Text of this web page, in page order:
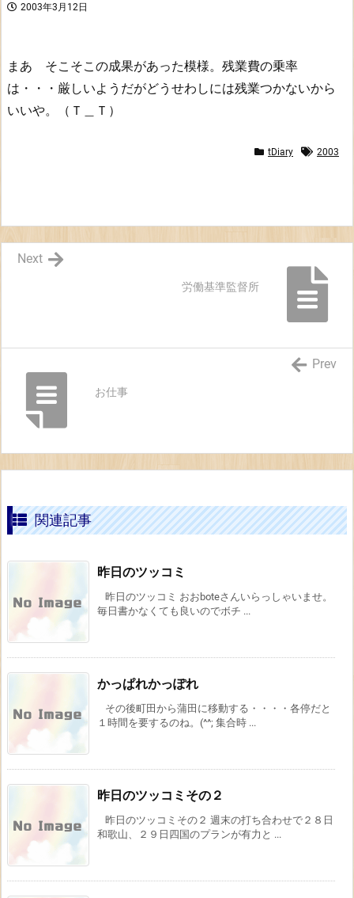
2003年3月12日
まあ そこそこの成果があった模様。残業費の乗率
は・・・厳しいようだがどうせわしには残業つかないから
いいや。（Ｔ＿Ｔ）
tDiary 2003
労働基準監督所
Next
お仕事
Prev
関連記事
昨日のツッコミ
昨日のツッコミ おおboteさんいらっしゃいませ。
毎日書かなくても良いのでボチ ...
かっぱれかっぽれ
その後町田から蒲田に移動する・・・・各停だと
１時間を要するのね。(^^; 集合時 ...
昨日のツッコミその２
昨日のツッコミその２ 週末の打ち合わせで２８日
和歌山、２９日四国のプランが有力と ...